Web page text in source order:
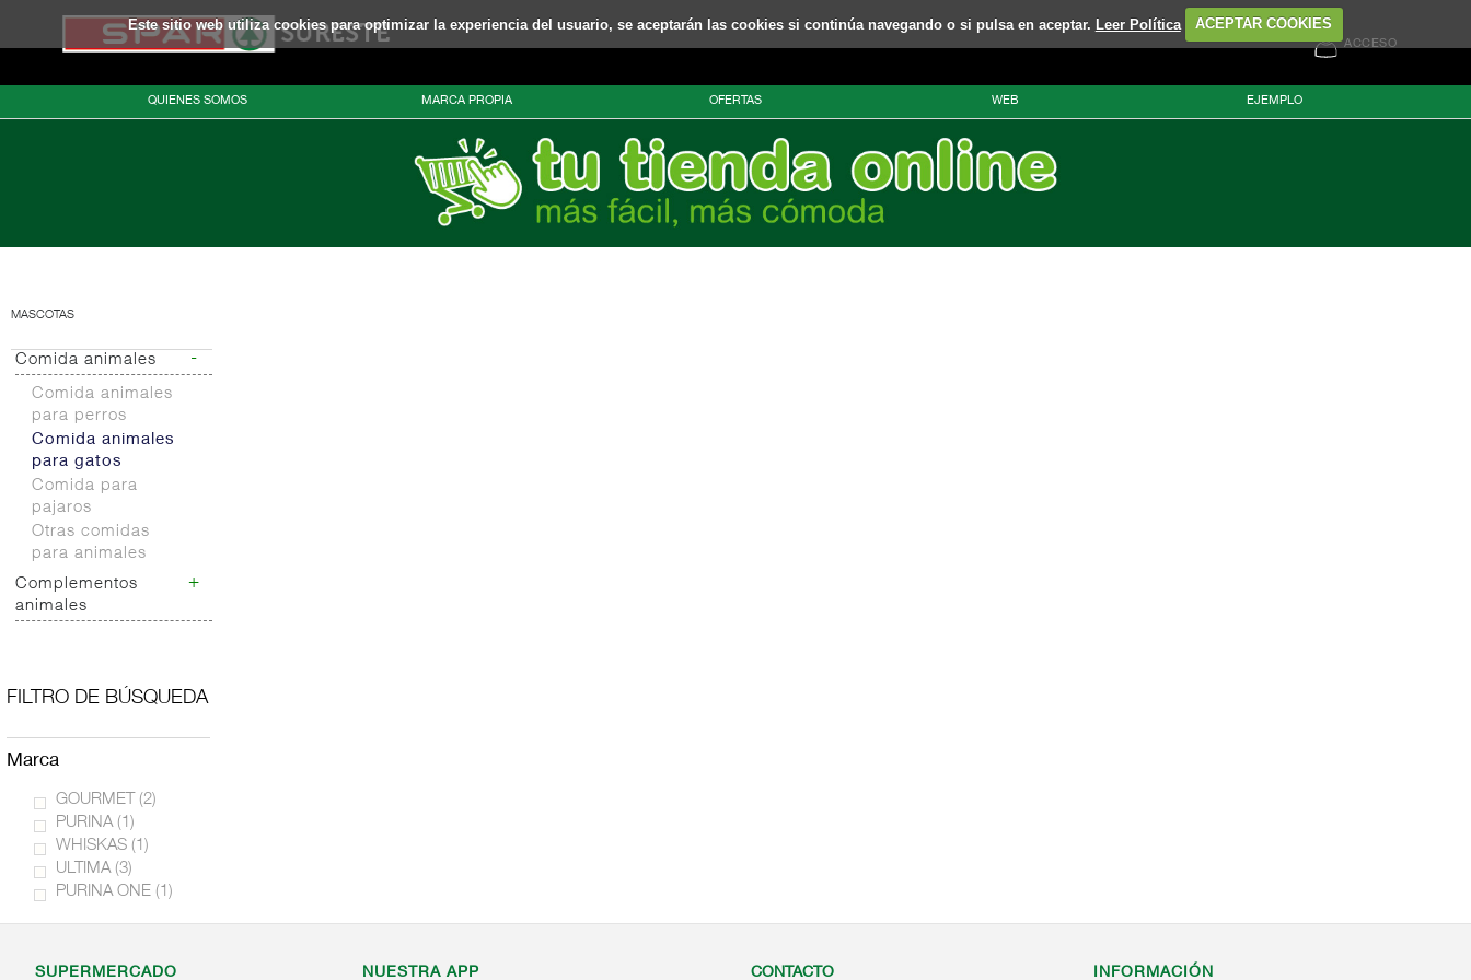
Este sitio web utiliza cookies para optimizar la experiencia del usuario, se aceptarán las cookies si continúa navegando o si pulsa en aceptar. Leer Política ACEPTAR COOKIES
ACCESO
QUIENES SOMOS MARCA PROPIA OFERTAS WEB EJEMPLO
MASCOTAS
Comida animales -
Comida animales
para perros
Comida animales
para gatos
Comida para
pajaros
Otras comidas
para animales
Complementos
animales
+
FILTRO DE BÚSQUEDA
marca
GOURMET (2)
PURINA (1)
WHISKAS (1)
ULTIMA (3)
PURINA ONE (1)
SUPERMERCADO NUESTRA APP CONTACTO INFORMACIÓN